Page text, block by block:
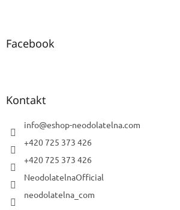
Facebook
Kontakt
info@eshop-neodolatelna.com
+420 725 373 426
+420 725 373 426
NeodolatelnaOfficial
neodolatelna_com